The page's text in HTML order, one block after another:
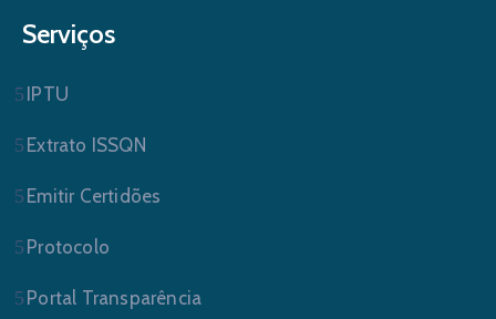
Serviços
IPTU
Extrato ISSQN
Emitir Certidões
Protocolo
Portal Transparência